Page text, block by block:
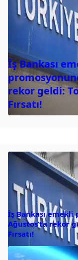
İş Bankası
rekor geldi:
Fırsatı!
İş Bankası
Ağustos’ta rekor
Fırsatı!